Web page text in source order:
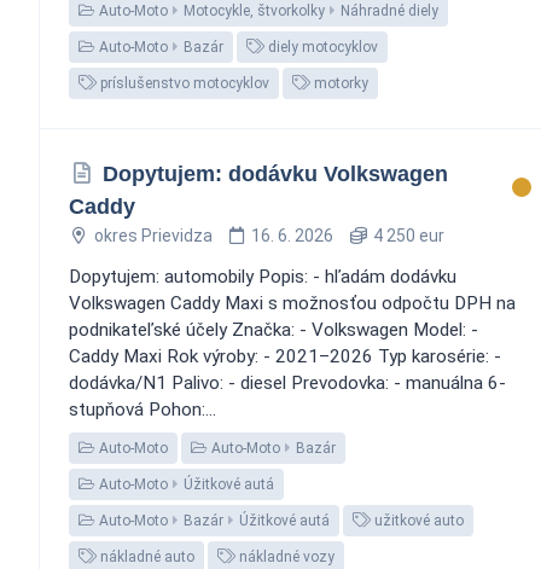
Auto-Moto Motocykle, štvorkolky Náhradné diely
Auto-Moto Bazár diely motocyklov
príslušenstvo motocyklov motorky
Dopytujem: dodávku Volkswagen
Caddy
okres Prievidza 16. 6. 2026 4 250 eur
Dopytujem: automobily Popis: - hľadám dodávku
Volkswagen Caddy Maxi s možnosťou odpočtu DPH na
podnikateľské účely Značka: - Volkswagen Model: -
Caddy Maxi Rok výroby: - 2021–2026 Typ karosérie: -
dodávka/N1 Palivo: - diesel Prevodovka: - manuálna 6-
stupňová Pohon:...
Auto-Moto Auto-Moto Bazár
Auto-Moto Úžitkové autá
Auto-Moto Bazár Úžitkové autá užitkové auto
nákladné auto nákladné vozy